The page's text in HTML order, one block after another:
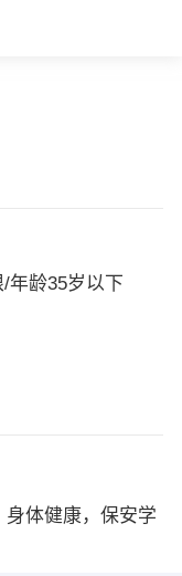
年龄35岁以下
体健康，保安学